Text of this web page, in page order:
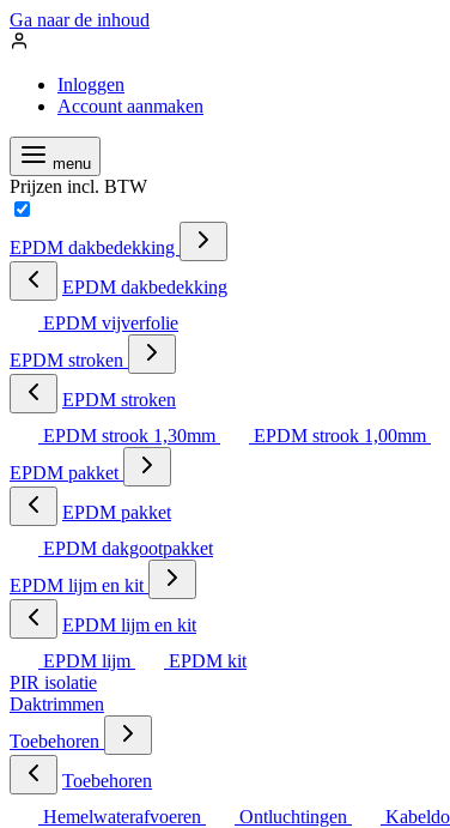
Ga naar de inhoud
Inloggen
Account aanmaken
menu
Prijzen incl. BTW
EPDM dakbedekking
EPDM dakbedekking
EPDM vijverfolie
EPDM stroken
EPDM stroken
EPDM strook 1,30mm
EPDM strook 1,00mm
EPDM pakket
EPDM pakket
EPDM dakgootpakket
EPDM lijm en kit
EPDM lijm en kit
EPDM lijm
EPDM kit
PIR isolatie
Daktrimmen
Toebehoren
Toebehoren
Hemelwaterafvoeren
Ontluchtingen